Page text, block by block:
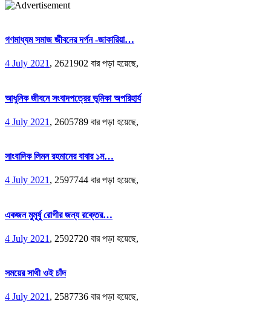
গণমাধ্যম সমাজ জীবনের দর্পন -জাকারিয়া…
4 July 2021 , 2621902 বার পড়া হয়েছে,
আধুনিক জীবনে সংবাদপত্রের ভূমিকা অপরিহার্য
4 July 2021 , 2605789 বার পড়া হয়েছে,
সাংবাদিক লিমন রহমানের বাবার ১ম…
4 July 2021, 2597744 বার পড়া হয়েছে,
একজন মুমূর্ষু রোগীর জন্য রক্তের…
4 July 2021 , 2592720 বার পড়া হয়েছে,
সময়ের সাথী ওই চাঁদ
4 July 2021, 2587736 বার পড়া হয়েছে,